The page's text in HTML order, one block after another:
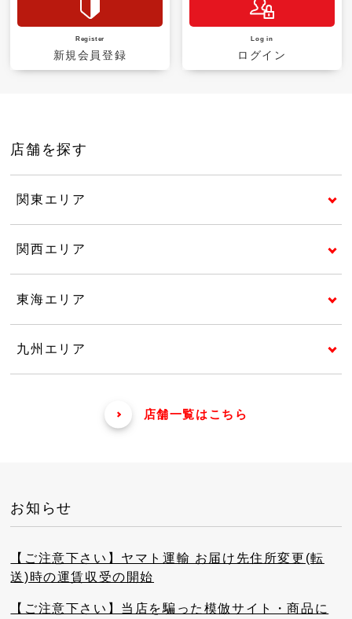
Register
新規会員登録
Log in
ログイン
店舗を探す
関東エリア
関西エリア
東海エリア
九州エリア
店舗一覧はこちら
お知らせ
【ご注意下さい】ヤマト運輸 お届け先住所変更(転
送)時の運賃収受の開始
【ご注意下さい】当店を騙った模倣サイト・商品に